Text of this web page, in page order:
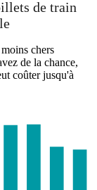
de train
chers
de la chance,
coûter jusqu'à